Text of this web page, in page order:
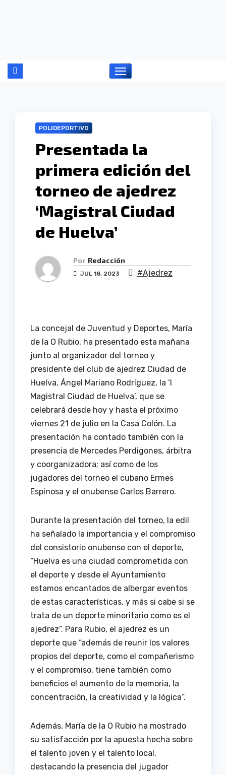
POLIDEPORTIVO
Presentada la
primera edición del
torneo de ajedrez
‘Magistral Ciudad
de Huelva’
Por Redacción
JUL 18, 2023 #Ajedrez
La concejal de Juventud y Deportes, María
de la O Rubio, ha presentado esta mañana
junto al organizador del torneo y
presidente del club de ajedrez Ciudad de
Huelva, Ángel Mariano Rodríguez, la ‘I
Magistral Ciudad de Huelva’, que se
celebrará desde hoy y hasta el próximo
viernes 21 de julio en la Casa Colón. La
presentación ha contado también con la
presencia de Mercedes Perdigones, árbitra
y coorganizadora; así como de los
jugadores del torneo el cubano Ermes
Espinosa y el onubense Carlos Barrero.
Durante la presentación del torneo, la edil
ha señalado la importancia y el compromiso
del consistorio onubense con el deporte,
“Huelva es una ciudad comprometida con
el deporte y desde el Ayuntamiento
estamos encantados de albergar eventos
de estas características, y más si cabe si se
trata de un deporte minoritario como es el
ajedrez”. Para Rubio, el ajedrez es un
deporte que “además de reunir los valores
propios del deporte, como el compañerismo
y el compromiso, tiene también como
beneficios el aumento de la memoria, la
concentración, la creatividad y la lógica”.
Además, María de la O Rubio ha mostrado
su satisfacción por la apuesta hecha sobre
el talento joven y el talento local,
destacando la presencia del jugador